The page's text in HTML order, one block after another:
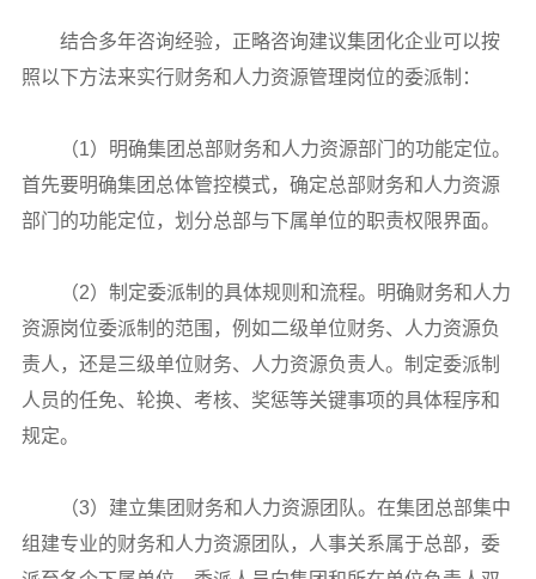
结合多年咨询经验，正略咨询建议集团化企业可以按
照以下方法来实行财务和人力资源管理岗位的委派制：
（1）明确集团总部财务和人力资源部门的功能定位。
首先要明确集团总体管控模式，确定总部财务和人力资源
部门的功能定位，划分总部与下属单位的职责权限界面。
（2）制定委派制的具体规则和流程。明确财务和人力
资源岗位委派制的范围，例如二级单位财务、人力资源负
责人，还是三级单位财务、人力资源负责人。制定委派制
人员的任免、轮换、考核、奖惩等关键事项的具体程序和
规定。
（3）建立集团财务和人力资源团队。在集团总部集中
组建专业的财务和人力资源团队，人事关系属于总部，委